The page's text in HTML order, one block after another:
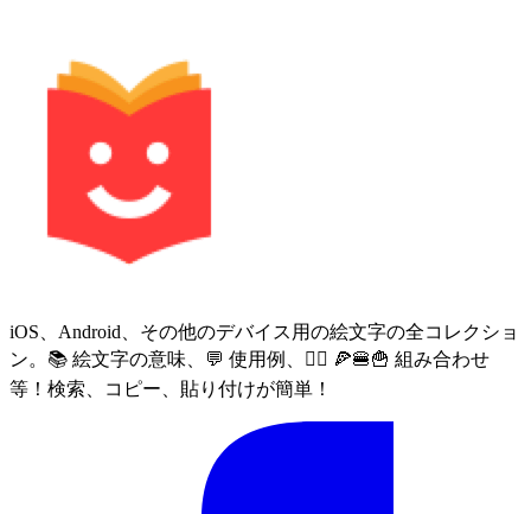
iOS、Android、その他のデバイス用の絵文字の全コレクショ
ン。📚 絵文字の意味、💬 使用例、🙅‍♀️ 🍕🍔🍟 組み合わせ
等！検索、コピー、貼り付けが簡単！